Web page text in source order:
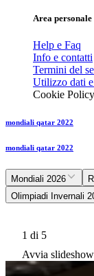
Area personale
Help e Faq
Info e contatti
Termini del
Utilizzo dati
Cookie Policy
mondiali qatar 2022
mondiali qatar 2022
Mondiali 2026
Olimpiadi Invernali
1 di 5
Avvia slideshow